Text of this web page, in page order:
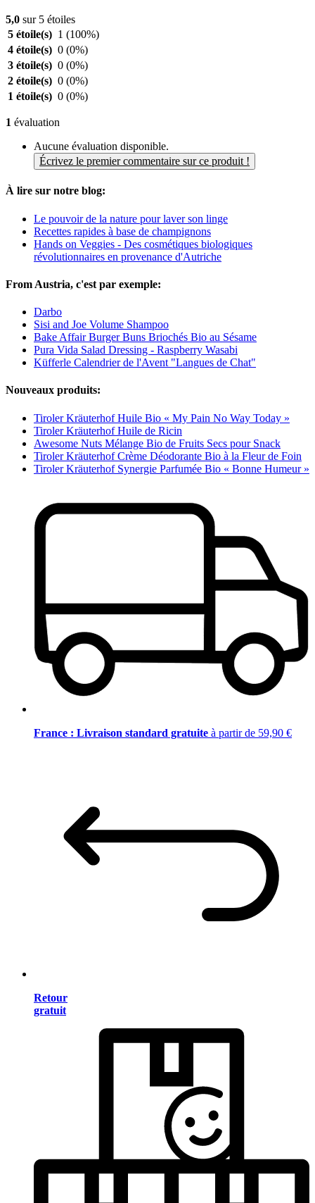
5,0 sur 5 étoiles
5 étoile(s) 1 (100%)
4 étoile(s) 0 (0%)
3 étoile(s) 0 (0%)
2 étoile(s) 0 (0%)
1 étoile(s) 0 (0%)
1 évaluation
Aucune évaluation disponible.
Écrivez le premier commentaire sur ce produit !
À lire sur notre blog:
Le pouvoir de la nature pour laver son linge
Recettes rapides à base de champignons
Hands on Veggies - Des cosmétiques biologiques
révolutionnaires en provenance d'Autriche
From Austria, c'est par exemple:
Darbo
Sisi and Joe Volume Shampoo
Bake Affair Burger Buns Briochés Bio au Sésame
Pura Vida Salad Dressing - Raspberry Wasabi
Küfferle Calendrier de l'Avent "Langues de Chat"
Nouveaux produits:
Tiroler Kräuterhof Huile Bio « My Pain No Way Today »
Tiroler Kräuterhof Huile de Ricin
Awesome Nuts Mélange Bio de Fruits Secs pour Snack
Tiroler Kräuterhof Crème Déodorante Bio à la Fleur de Foin
Tiroler Kräuterhof Synergie Parfumée Bio « Bonne Humeur »
France : Livraison standard gratuite à partir de 59,90 €
Retour
gratuit